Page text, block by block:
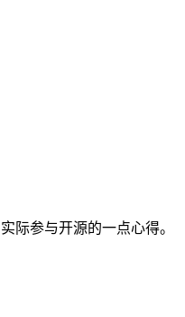
际参与开源的一点心得。